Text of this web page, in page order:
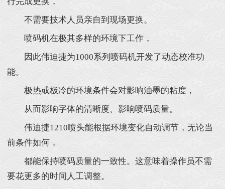
不需要技术人员亲自到现场更换。
喷码机在极其多样的环境下工作，
因此伟迪捷为1000系列喷码机开发了动态校准功
能。
极热或极冷的环境条件会对影响油墨的粘度，
从而影响字体的清晰度、影响喷码质量。
伟迪捷1210喷头能根据环境变化自动调节，无论当
前条件如何，
都能保持喷码质量的一致性。这意味着操作员不需
要花更多的时间人工调整。